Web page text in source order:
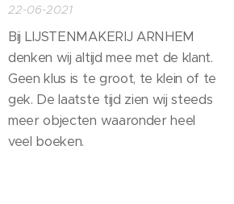
22-06-2021
Bij LIJSTENMAKERIJ ARNHEM
denken wij altijd mee met de klant.
Geen klus is te groot, te klein of te
gek. De laatste tijd zien wij steeds
meer objecten waaronder heel
veel boeken.